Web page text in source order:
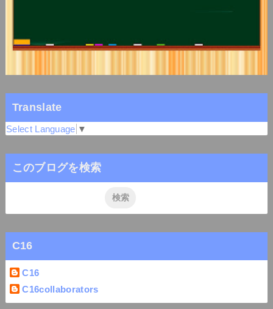
Translate
Select Language ▼
このブログを検索
C16
C16
C16collaborators